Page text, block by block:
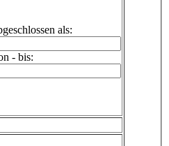
als:
- bis: